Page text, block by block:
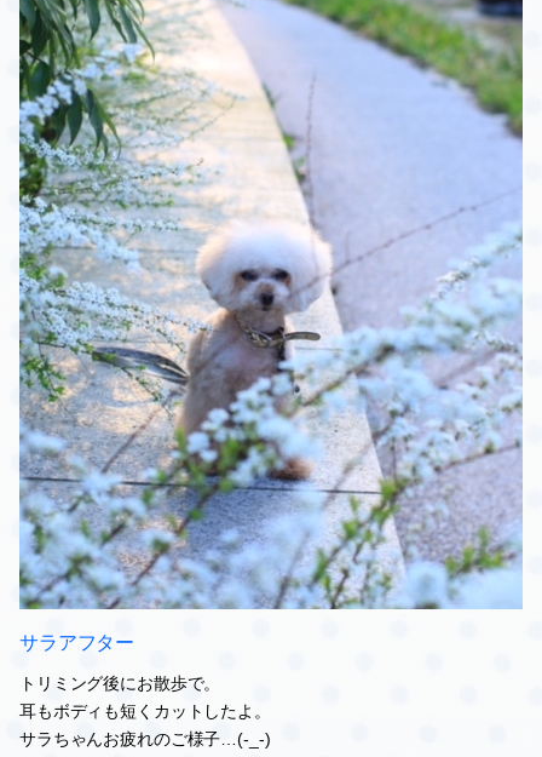
サラアフター
トリミング後にお散歩で。
耳もボディも短くカットしたよ。
サラちゃんお疲れのご様子…(-_-)